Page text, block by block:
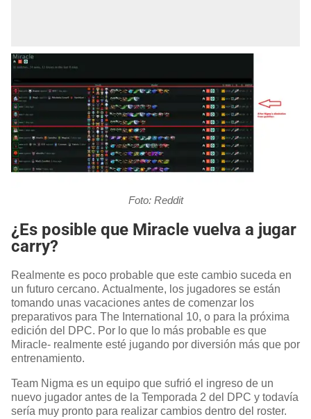
Foto: Reddit
¿Es posible que Miracle vuelva a jugar
carry?
Realmente es poco probable que este cambio suceda en
un futuro cercano. Actualmente, los jugadores se están
tomando unas vacaciones antes de comenzar los
preparativos para The International 10, o para la próxima
edición del DPC. Por lo que lo más probable es que
Miracle- realmente esté jugando por diversión más que por
entrenamiento.
Team Nigma es un equipo que sufrió el ingreso de un
nuevo jugador antes de la Temporada 2 del DPC y todavía
sería muy pronto para realizar cambios dentro del roster.